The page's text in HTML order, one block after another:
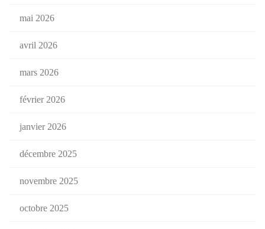
mai 2026
avril 2026
mars 2026
février 2026
janvier 2026
décembre 2025
novembre 2025
octobre 2025